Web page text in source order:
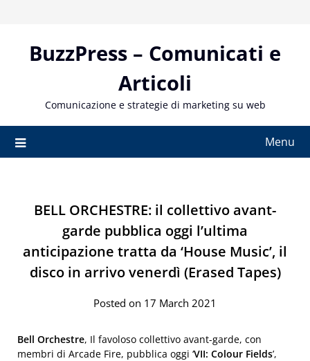
contentBuzzPress – Comunicati e
Articoli
Comunicazione e strategie di marketing su web
Menu
BELL ORCHESTRE: il collettivo avant-
garde pubblica oggi l’ultima
anticipazione tratta da ‘House Music’, il
disco in arrivo venerdì (Erased Tapes)
Posted on 17 March 2021
Bell Orchestre, Il favoloso collettivo avant-garde, con
membri di Arcade Fire, pubblica oggi ‘VII: Colour Fields’,